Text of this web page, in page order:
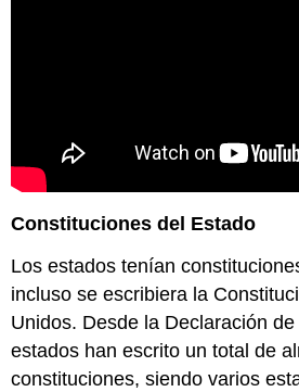
Constituciones del Estado
Los estados tenían
incluso se escribiera la
Unidos. Desde la Declaración
estados han escrito un total de
constituciones, siendo varios